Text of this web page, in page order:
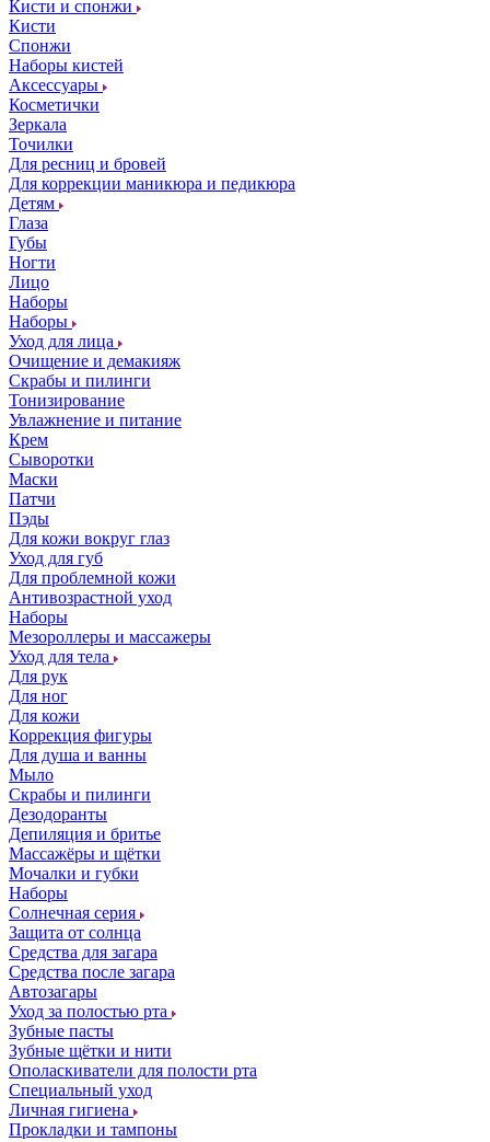
Кисти и спонжи
Кисти
Спонжи
Наборы кистей
Аксессуары
Косметички
Зеркала
Точилки
Для ресниц и бровей
Для коррекции маникюра и педикюра
Детям
Глаза
Губы
Ногти
Лицо
Наборы
Наборы
Уход для лица
Очищение и демакияж
Скрабы и пилинги
Тонизирование
Увлажнение и питание
Крем
Сыворотки
Маски
Патчи
Пэды
Для кожи вокруг глаз
Уход для губ
Для проблемной кожи
Антивозрастной уход
Наборы
Мезороллеры и массажеры
Уход для тела
Для рук
Для ног
Для кожи
Коррекция фигуры
Для душа и ванны
Мыло
Скрабы и пилинги
Дезодоранты
Депиляция и бритье
Массажёры и щётки
Мочалки и губки
Наборы
Солнечная серия
Защита от солнца
Средства для загара
Средства после загара
Автозагары
Уход за полостью рта
Зубные пасты
Зубные щётки и нити
Ополаскиватели для полости рта
Специальный уход
Личная гигиена
Прокладки и тампоны